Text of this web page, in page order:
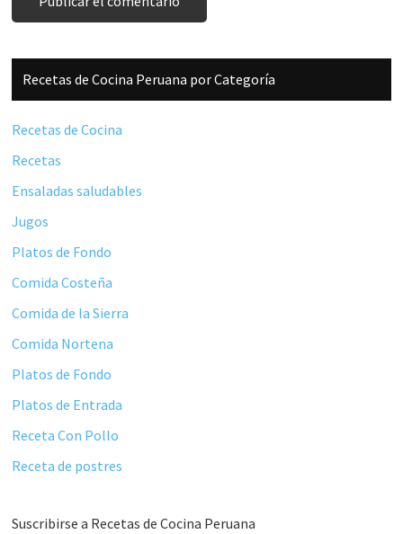
Barra
lateral
principal
Recetas de Cocina Peruana por Categoría
Recetas de Cocina
Recetas
Ensaladas saludables
Jugos
Platos de Fondo
Comida Costeña
Comida de la Sierra
Comida Nortena
Platos de Fondo
Platos de Entrada
Receta Con Pollo
Receta de postres
Suscribirse a Recetas de Cocina Peruana